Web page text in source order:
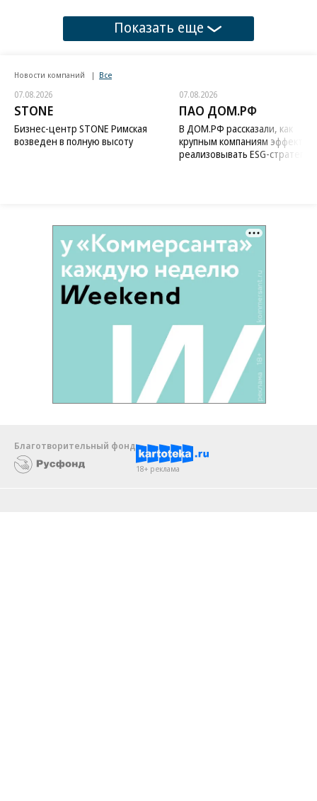
Показать еще
Новости компаний Все
07.08.2026
STONE
Бизнес-центр STONE Римская
возведен в полную высоту
07.08.2026
ПАО ДОМ.РФ
В ДОМ.РФ рассказали, как
крупным компаниям
реализовывать ESG-стратегию
Благотворительный фонд
18+ реклама